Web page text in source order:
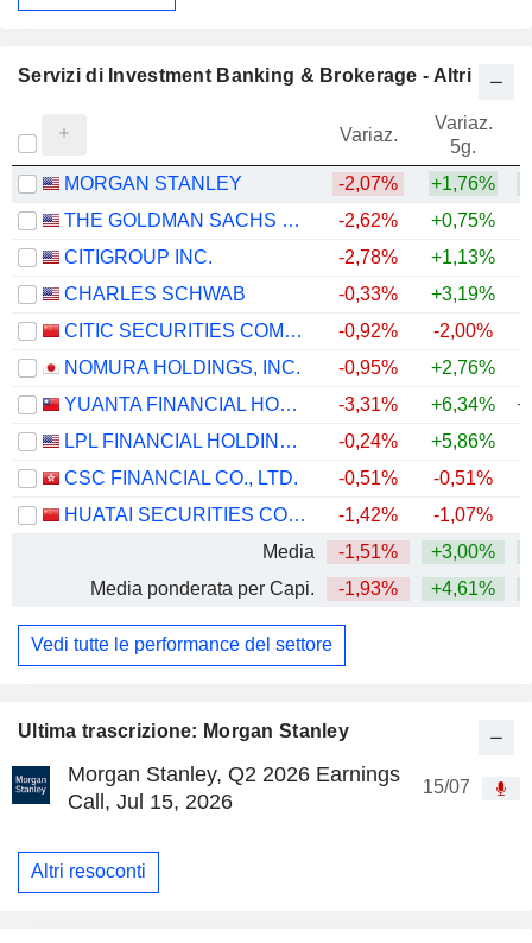
Ultima trascrizione: Morgan Stanley
Morgan Stanley, Q2 2026 Earnings
Call, Jul 15, 2026
15/07
Altri resoconti
Servizi di Investment Banking & Brokerage - Altri
Variaz.
Variaz.
5g.
MORGAN STANLEY -2,07% +1,76%
THE GOLDMAN SACHS GROUP, INC.
-2,62% +0,75%
CITIGROUP INC.
-2,78% +1,13%
CHARLES SCHWAB
-0,33% +3,19%
CITIC SECURITIES COMPANY LIMITED
-0,92% -2,00%
NOMURA HOLDINGS, INC.
-0,95% +2,76%
YUANTA FINANCIAL HOLDING CO., LTD.
-3,31% +6,34%
LPL FINANCIAL HOLDINGS INC.
-0,24% +5,86%
CSC FINANCIAL CO., LTD.
-0,51% -0,51%
HUATAI SECURITIES CO., LTD.
-1,42% -1,07%
Media
-1,51% +3,00%
Media ponderata per Capi.
-1,93% +4,61%
Vedi tutte le performance del settore